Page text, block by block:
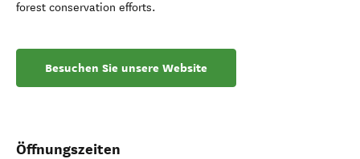
forest conservation efforts.
Besuchen Sie unsere Website
Öffnungszeiten